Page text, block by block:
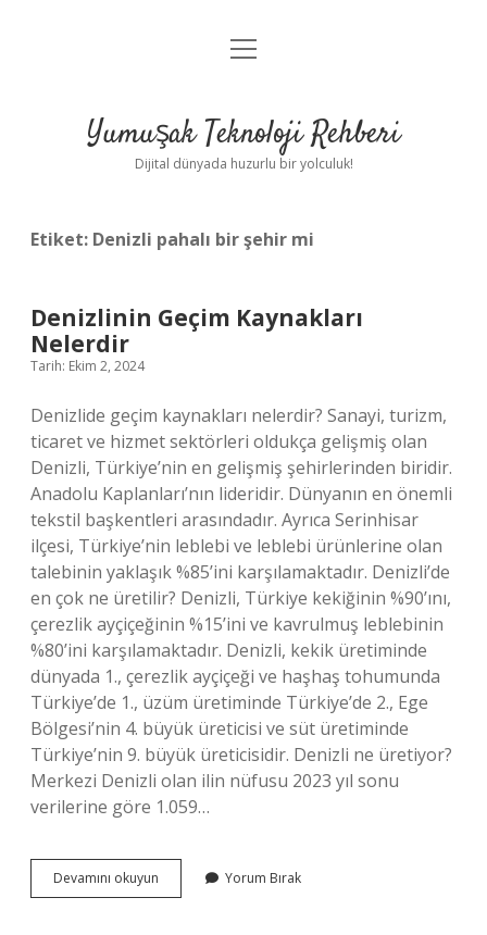
Anasayfa
Yasal Uyarı
menüyü
Yumuşak Teknoloji Rehberi
Dijital dünyada huzurlu bir yolculuk!
Etiket: Denizli pahalı bir şehir mi
Denizlinin Geçim Kaynakları
Nelerdir
Tarih: Ekim 2, 2024
Denizlide geçim kaynakları nelerdir? Sanayi, turizm,
ticaret ve hizmet sektörleri oldukça gelişmiş olan
Denizli, Türkiye’nin en gelişmiş şehirlerinden biridir.
Anadolu Kaplanları’nın lideridir. Dünyanın en önemli
tekstil başkentleri arasındadır. Ayrıca Serinhisar
ilçesi, Türkiye’nin leblebi ve leblebi ürünlerine olan
talebinin yaklaşık %85’ini karşılamaktadır. Denizli’de
en çok ne üretilir? Denizli, Türkiye kekiğinin %90’ını,
çerezlik ayçiçeğinin %15’ini ve kavrulmuş leblebinin
%80’ini karşılamaktadır. Denizli, kekik üretiminde
dünyada 1., çerezlik ayçiçeği ve haşhaş tohumunda
Türkiye’de 1., üzüm üretiminde Türkiye’de 2., Ege
Bölgesi’nin 4. büyük üreticisi ve süt üretiminde
Türkiye’nin 9. büyük üreticisidir. Denizli ne üretiyor?
Merkezi Denizli olan ilin nüfusu 2023 yıl sonu
verilerine göre 1.059…
Devamını okuyun Denizlinin
Geçim
Yorum Bırak